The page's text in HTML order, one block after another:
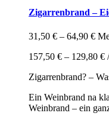
Zigarrenbrand –
31,50 € – 64,90 €
157,50 € – 129,80 €
Zigarrenbrand? –
Ein Weinbrand na
Weinbrand – ein